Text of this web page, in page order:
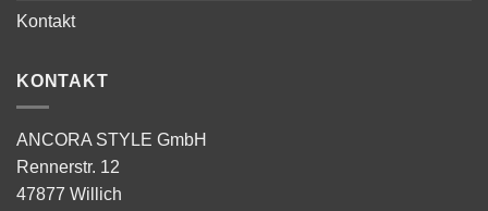
Kontakt
KONTAKT
ANCORA STYLE GmbH
Rennerstr. 12
47877 Willich